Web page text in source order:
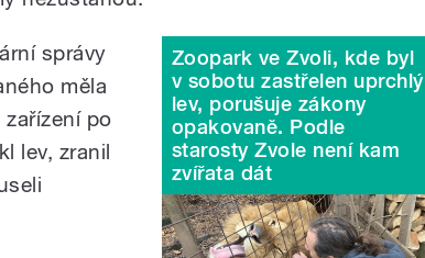
Zoopark ve Zvoli, kde byl
v sobotu zastřelen uprchlý
lev, porušuje zákony
opakovaně. Podle
starosty Zvole není kam
zvířata dát
správy
měla
po
lev, zranil